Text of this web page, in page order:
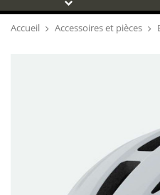
Accueil Accessoires et pièces